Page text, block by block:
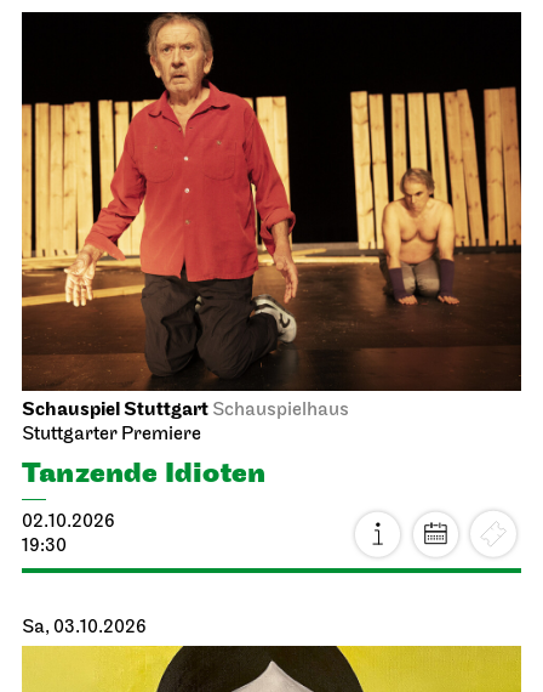
Schauspiel Stuttgart Schauspielhaus
Stuttgarter Premiere
Tanzende Idioten
02.10.2026
19:30
Sa, 03.10.2026